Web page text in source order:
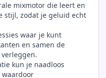
mixmotor die leert en
stijl, zodat je geluid echt
waar je kunt
en samen de
kun je naadloos
waardoor